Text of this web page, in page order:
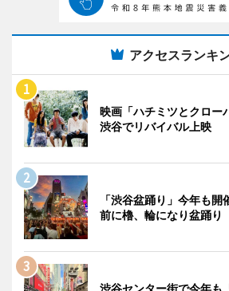
アクセスランキ
映画「ハチミツとクロー
渋谷でリバイバル上映
「渋谷盆踊り」今年も
前に櫓、輪になり盆踊り
渋谷センター街で今年